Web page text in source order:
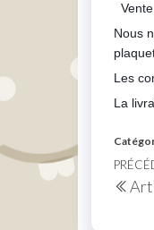
Nous
Les
La
de